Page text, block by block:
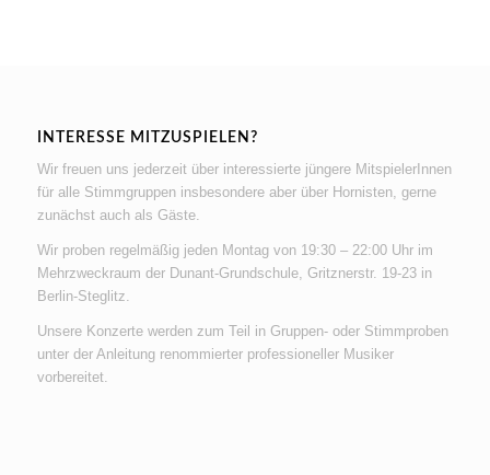
INTERESSE MITZUSPIELEN?
Wir freuen uns jederzeit über interessierte jüngere MitspielerInnen
für alle Stimmgruppen insbesondere aber über Hornisten, gerne
zunächst auch als Gäste.
Wir proben regelmäßig jeden Montag von 19:30 – 22:00 Uhr im
Mehrzweckraum der Dunant-Grundschule, Gritznerstr. 19-23 in
Berlin-Steglitz.
Unsere Konzerte werden zum Teil in Gruppen- oder Stimmproben
unter der Anleitung renommierter professioneller Musiker
vorbereitet.